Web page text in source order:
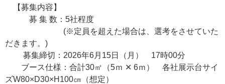
【募集内容】
募 集 数：5社程度
(※定員を超えた場合は、選考をさせていた
だきます。)
募集締切：2026年6月15日（月） 17時00分
ブース仕様：合計30㎡（5ｍ ✕ 6ｍ） 各社展示台サイ
ズW80×D30×H100㎝（想定）